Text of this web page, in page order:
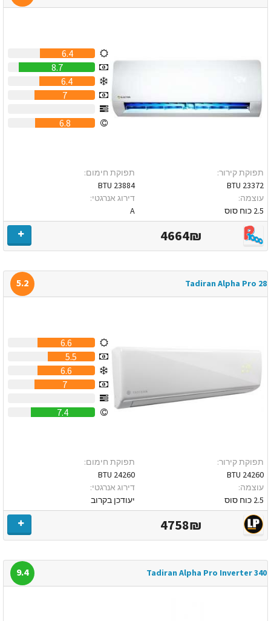
6.4
8.7
6.4
7
6.8
תפוקת קירור:
23372 BTU
עוצמה:
2.5 כוח סוס
תפוקת חימום:
23884 BTU
דירוג אנרגטי:
A
4664₪
Tadiran Alpha Pro 28
5.2
6.6
5.5
6.6
7
7.4
תפוקת קירור:
24260 BTU
עוצמה:
2.5 כוח סוס
תפוקת חימום:
24260 BTU
דירוג אנרגטי:
יעודכן בקרוב
4758₪
Tadiran Alpha Pro Inverter 340
9.4